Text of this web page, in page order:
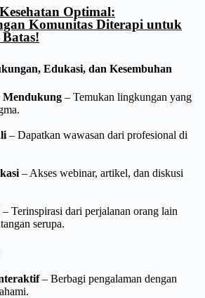
Optimal:
Komunitas Diterapi untuk
Edukasi, dan Kesembuhan
Mendukung – Temukan lingkungan yang
– Dapatkan wawasan dari profesional di
– Akses webinar, artikel, dan diskusi
– Terinspirasi dari perjalanan orang lain
serupa.
– Berbagi pengalaman dengan